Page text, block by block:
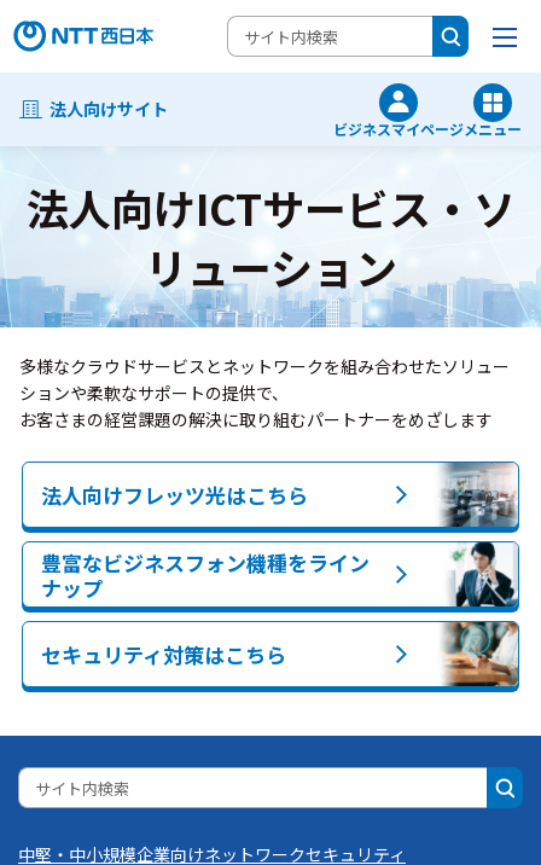
法人向けサイト
ビジネスマイページメニュー
法人向けICTサービス・ソ
リューション
多様なクラウドサービスとネットワークを組み合わせたソリュー
ションや柔軟なサポートの提供で、
お客さまの経営課題の解決に取り組むパートナーをめざします
法人向けフレッツ光はこちら
豊富なビジネスフォン機種をライン
ナップ
セキュリティ対策はこちら
中堅・中小規模企業向けネットワークセキュリティ